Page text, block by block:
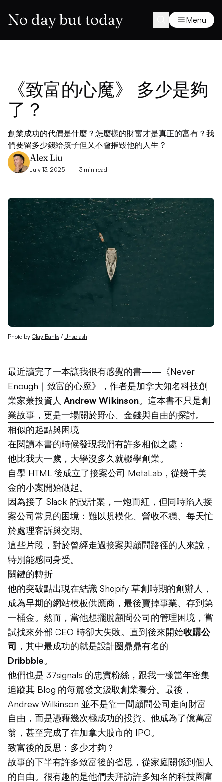
No day but today Menu
《致富的心魔》 多少是夠
了？
創業成功的代價是什麼？怎麼樣的財富才是真正的富有？我
們要留多少錢給孩子但又不會摧毀他的人生？
Alex Liu
July 13, 2025 – 3 min read
Photo by Clay Banks / Unsplash
最近讀完了一本讓我很有感覺的書——《Never
Enough｜致富的心魔》，作者是加拿大知名科技創
業家兼投資人 Andrew Wilkinson。這本書不只是創
業故事，更是一場關於野心、金錢與自由的探討。
相似的起點與困境
在閱讀本書的時候發現我們有許多相似之處：
他比我大一歲，大學沒多久就輟學創業。
自學 HTML 後成立了接案公司 MetaLab，從幾千美
金的小案開始做起。
因為接了 Slack 的設計案，一炮而紅，但同時陷入接
案公司常見的困境：難以規模化、營收不穩、每天忙
於處理客訴與交期。
這些片段，對於曾經走過接案與顧問路徑的人來說，
特別能感同身受。
關鍵的轉折
他的突破點出現在結識 Shopify 草創時期的創辦人，
成為早期的網站模板供應商，最後賣掉事業、存到第
一桶金。然而，當他想擺脫顧問公司的管理困境，嘗
試找來外部 CEO 時卻大失敗。直到後來開始收購公
司 ，其中最成功的就是設計圈鼎鼎有名的
Dribbble。
他們也是 37signals 的忠實粉絲，跟我一樣當年密集
追蹤其 Blog 的每篇發文汲取創業養分。最後，
Andrew Wilkinson 並不是靠一間顧問公司走向財富
自由，而是憑藉幾次極成功的投資。他成為了億萬富
翁，甚至完成了在加拿大股市的 IPO。
致富後的反思：多少才夠？
故事的下半有許多致富後的省思，從家庭關係到個人
的自由。很有趣的是他們去拜訪許多知名的科技圈富